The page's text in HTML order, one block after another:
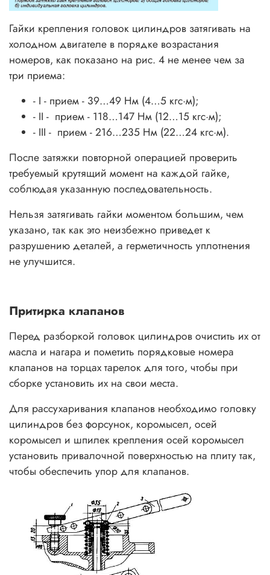
Гайки крепления головок цилиндров затягивать на
холодном двигателе в порядке возрастания
номеров, как показано на рис. 4 не менее чем за
три приема:
- I - прием - 39…49 Нм (4…5 кгс·м);
- II - прием - 118…147 Нм (12…15 кгс·м);
- III - прием - 216…235 Нм (22…24 кгс·м).
После затяжки повторной операцией проверить
требуемый крутящий момент на каждой гайке,
соблюдая указанную последовательность.
Нельзя затягивать гайки моментом большим, чем
указано, так как это неизбежно приведет к
разрушению деталей, а герметичность уплотнения
не улучшится.
Притирка клапанов
Перед разборкой головок цилиндров очистить их от
масла и нагара и пометить порядковые номера
клапанов на торцах тарелок для того, чтобы при
сборке установить их на свои места.
Для рассухаривания клапанов необходимо головку
цилиндров без форсунок, коромысел, осей
коромысел и шпилек крепления осей коромысел
установить привалочной поверхностью на плиту так,
чтобы обеспечить упор для клапанов.